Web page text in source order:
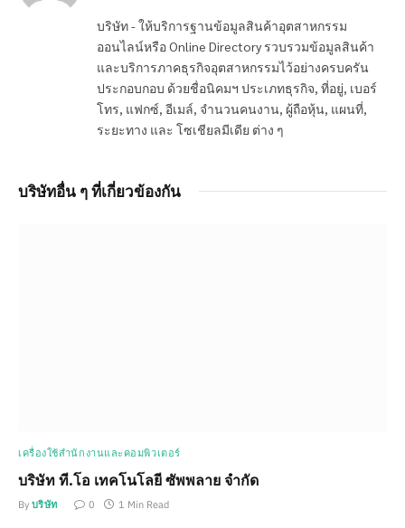
บริษัท - ให้บริการฐานข้อมูลสินค้าอุตสาหกรรม
ออนไลน์หรือ Online Directory รวบรวมข้อมูลสินค้า
และบริการภาคธุรกิจอุตสาหกรรมไว้อย่างครบครัน
ประกอบกอบ ด้วยชื่อนิคมฯ ประเภทธุรกิจ, ที่อยู่, เบอร์
โทร, แฟกซ์, อีเมล์, จำนวนคนงาน, ผู้ถือหุ้น, แผนที่,
ระยะทาง และ โซเชียลมีเดีย ต่าง ๆ
บริษัทอื่น ๆ ที่เกี่ยวข้องกัน
เครื่องใช้สำนักงานและคอมพิวเตอร์
บริษัท ที.โอ เทคโนโลยี ซัพพลาย จำกัด
By บริษัท 0 1 Min Read